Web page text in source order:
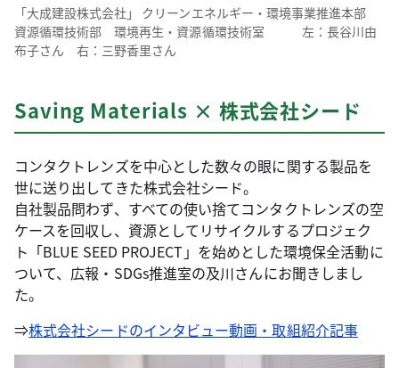
「大成建設株式会社」 クリーンエネルギー・環境事業推進本部
資源循環技術部 環境再生・資源循環技術室 左：長谷川由
布子さん 右：三野香里さん
Saving Materials × 株式会社シード
コンタクトレンズを中心とした数々の眼に関する製品を
世に送り出してきた株式会社シード。
自社製品問わず、すべての使い捨てコンタクトレンズの空
ケースを回収し、資源としてリサイクルするプロジェク
ト「BLUE SEED PROJECT」を始めとした環境保全活動に
ついて、広報・SDGs推進室の及川さんにお聞きしまし
た。
⇒株式会社シードのインタビュー動画・取組紹介記事